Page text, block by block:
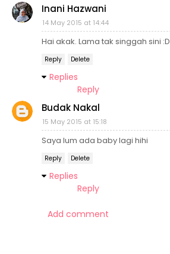
Inani Hazwani
14 May 2015 at 14:44
Hai akak. Lama tak singgah sini :D
Reply Delete
Replies
Reply
Budak Nakal
15 May 2015 at 15:18
Saya lum ada baby lagi hihi
Reply Delete
Replies
Reply
Add comment